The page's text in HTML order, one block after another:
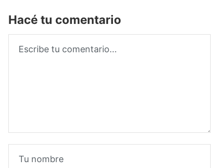
Hacé tu comentario